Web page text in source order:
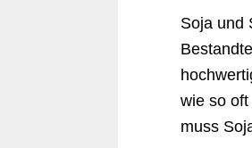
Soja und
wie so
muss